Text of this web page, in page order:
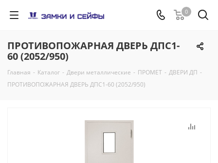
0
ПРОТИВОПОЖАРНАЯ ДВЕРЬ ДПС1-
60 (2052/950)
Главная - Каталог - Двери металлические - ПРОМЕТ - ДВЕРИ ДП -
ПРОТИВОПОЖАРНАЯ ДВЕРЬ ДПС1-60 (2052/950)